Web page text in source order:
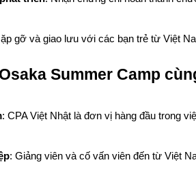
gỡ và giao lưu với các bạn trẻ từ Việt
Summer Camp
: CPA Việt Nhật là đơn vị hàng đầu trong
: Giảng viên và cố vấn viên đến từ Việt